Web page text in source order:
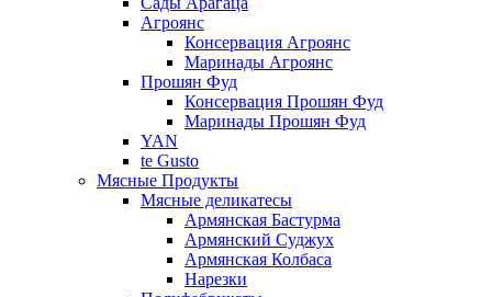
Агроянс
Консервация Агроянс
Маринады Агроянс
Прошян Фуд
Консервация Прошян Фуд
Маринады Прошян Фуд
YAN
te Gusto
Мясные Продукты
Мясные деликатесы
Армянская Бастурма
Армянский Суджух
Армянская Колбаса
Нарезки